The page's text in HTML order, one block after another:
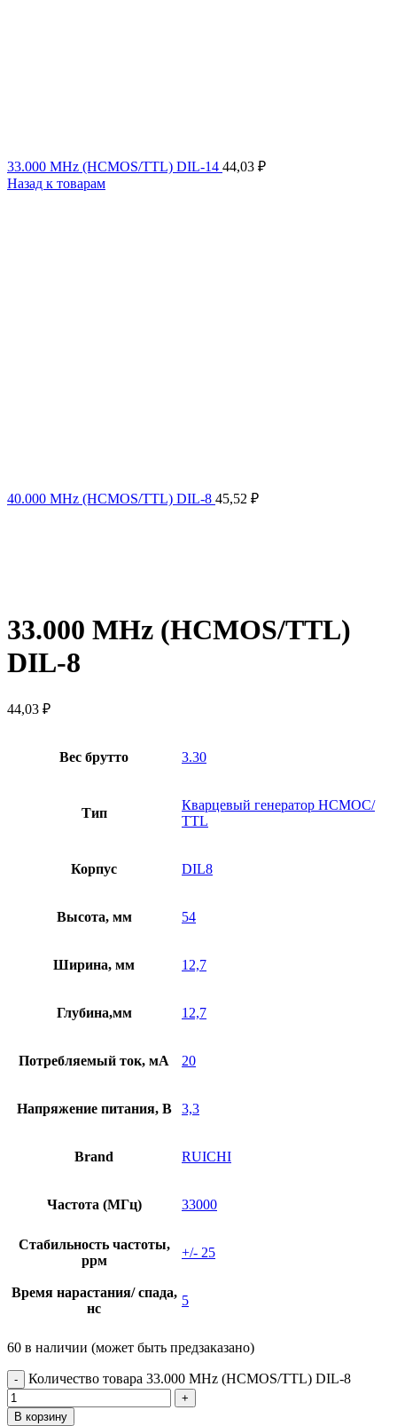
33.000 MHz (HCMOS/TTL) DIL-14 44,03 ₽
Назад к товарам
40.000 MHz (HCMOS/TTL) DIL-8 45,52 ₽
33.000 MHz (HCMOS/TTL)
DIL-8
44,03 ₽
Вес брутто 3.30
Тип
Кварцевый генератор HCMOC/
TTL
Корпус DIL8
Высота, мм 54
Ширина, мм 12,7
Глубина,мм 12,7
Потребляемый ток, мА 20
Напряжение питания, В 3,3
Brand RUICHI
Частота (МГц) 33000
Стабильность частоты,
ррм
+/- 25
Время нарастания/ спада,
нс
5
60 в наличии (может быть предзаказано)
Количество товара 33.000 MHz (HCMOS/TTL) DIL-8
В корзину